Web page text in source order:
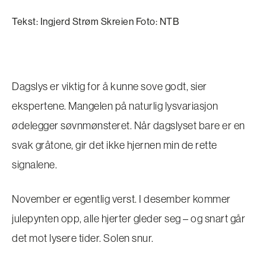
Tekst: Ingjerd Strøm Skreien Foto: NTB
Dagslys er viktig for å kunne sove godt, sier
ekspertene. Mangelen på naturlig lysvariasjon
ødelegger søvnmønsteret. Når dagslyset bare er en
svak gråtone, gir det ikke hjernen min de rette
signalene.
November er egentlig verst. I desember kommer
julepynten opp, alle hjerter gleder seg – og snart går
det mot lysere tider. Solen snur.